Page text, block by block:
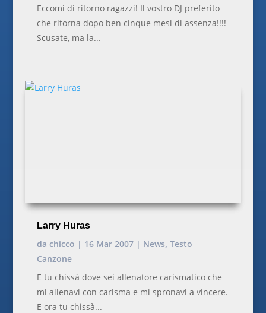
Eccomi di ritorno ragazzi! Il vostro DJ preferito
che ritorna dopo ben cinque mesi di assenza!!!!
Scusate, ma la...
Larry Huras
da chicco | 16 Mar 2007| News, Testo
Canzone
E tu chissà dove sei allenatore carismatico che
mi allenavi con carisma e mi spronavi a vincere.
E ora tu chissà...